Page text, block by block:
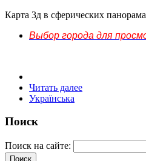
Карта 3д в сферических
Выбор города для
Читать далее
Українська
Поиск
Поиск на сайте: